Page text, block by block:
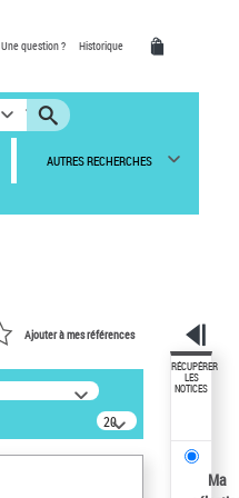
Une question ? Historique
AUTRES RECHERCHES
Ajouter à mes références
20
résultats/page
RÉCUPÉRER
LES
NOTICES
Ma